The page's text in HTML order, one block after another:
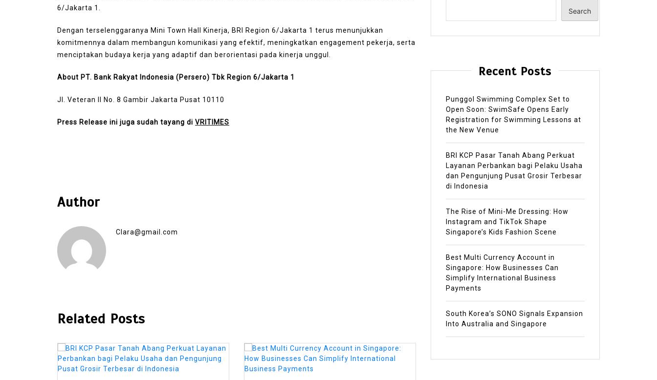
6/Jakarta 1.
Dengan terselenggaranya Mini Town Hall Kinerja, BRI Region 6/Jakarta 1 terus menunjukkan
komitmennya dalam membangun komunikasi yang efektif, meningkatkan engagement pekerja, serta
menciptakan budaya kerja yang adaptif dan berorientasi pada kinerja unggul.
About PT. Bank Rakyat Indonesia (Persero) Tbk Region 6/Jakarta 1
Jl. Veteran II No. 8 Gambir Jakarta Pusat 10110
Press Release ini juga sudah tayang di VRITIMES
Author
Clara@gmail.com
Related Posts
Search
Recent Posts
Punggol Swimming Complex Set to
Open Soon: SwimSafe Opens Early
Registration for Swimming Lessons at
the New Venue
BRI KCP Pasar Tanah Abang Perkuat
Layanan Perbankan bagi Pelaku Usaha
dan Pengunjung Pusat Grosir Terbesar
di Indonesia
The Rise of Mini-Me Dressing: How
Instagram and TikTok Shape
Singapore’s Kids Fashion Scene
Best Multi Currency Account in
Singapore: How Businesses Can
Simplify International Business
Payments
South Korea’s SONO Signals Expansion
Into Australia and Singapore